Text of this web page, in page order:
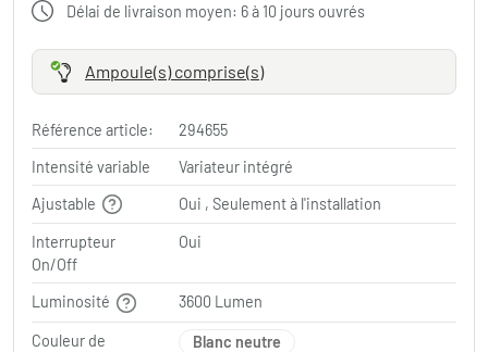
Délai de livraison moyen: 6 à 10 jours ouvrés
Ampoule(s) comprise(s)
Référence article:
294655
Intensité variable
Variateur intégré
Ajustable
Oui , Seulement à l'installation
Interrupteur
On/Off
Oui
Luminosité 3600 Lumen
Couleur de
Blanc neutre